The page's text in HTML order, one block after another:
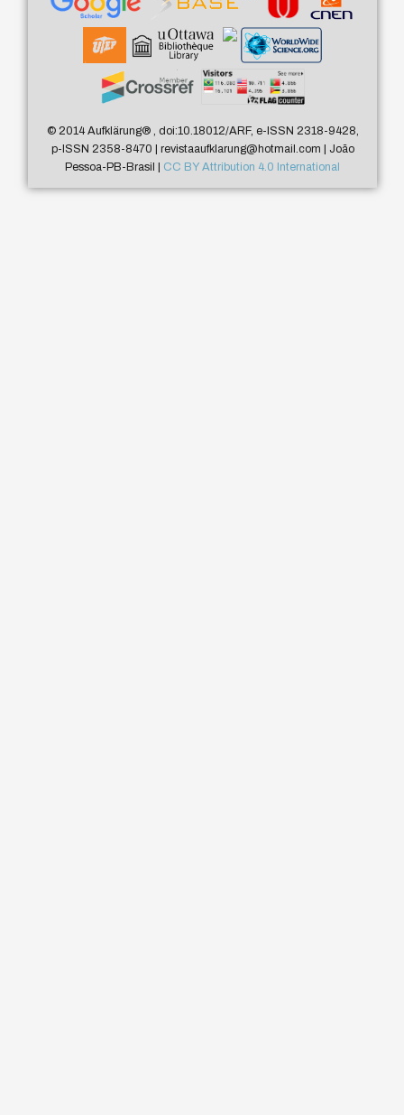
© 2014 Aufklärung®, doi:10.18012/ARF, e-ISSN 2318-9428,
p-ISSN 2358-8470 | revistaaufklarung@hotmail.com | João
Pessoa-PB-Brasil | CC BY Attribution 4.0 International